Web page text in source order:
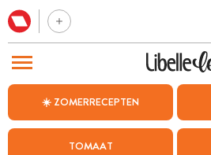
☀️ ZOMERRECEPTEN
TOMAAT
BEZOEK ONZE ANDERE WEBSITES